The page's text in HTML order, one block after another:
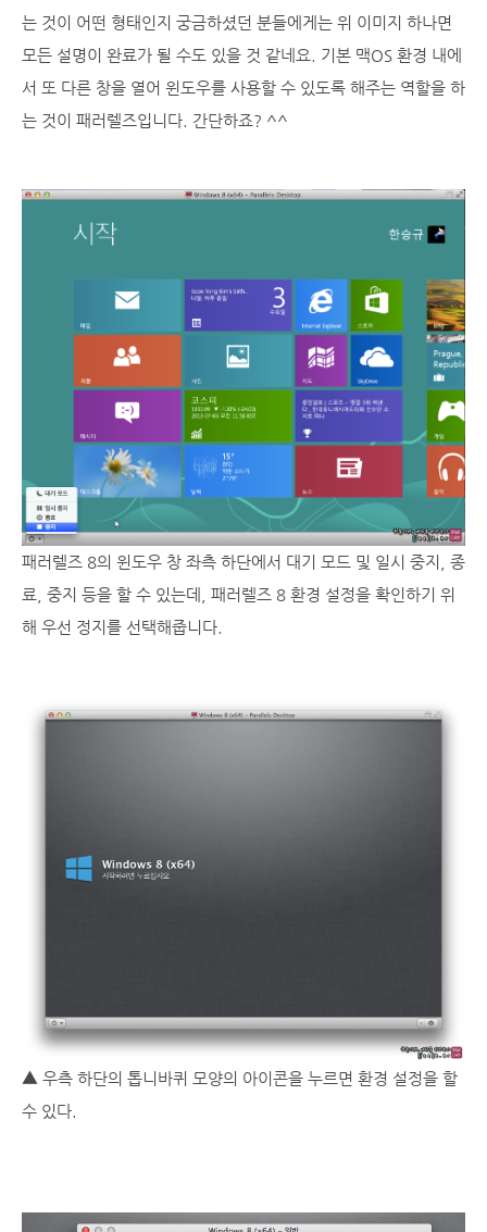
는 것이 어떤 형태인지 궁금하셨던 분들에게는 위 이미지 하나면
모든 설명이 완료가 될 수도 있을 것 같네요. 기본 맥OS 환경 내에
서 또 다른 창을 열어 윈도우를 사용할 수 있도록 해주는 역할을 하
는 것이 패러렐즈입니다. 간단하죠? ^^
패러렐즈 8의 윈도우 창 좌측 하단에서 대기 모드 및 일시 중지, 종
료, 중지 등을 할 수 있는데, 패러렐즈 8 환경 설정을 확인하기 위
해 우선 정지를 선택해줍니다.
▲ 우측 하단의 톱니바퀴 모양의 아이콘을 누르면 환경 설정을 할
수 있다.